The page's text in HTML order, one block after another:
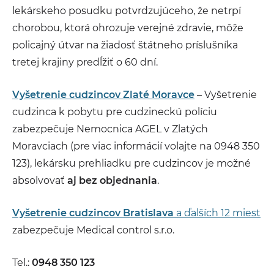
lekárskeho posudku potvrdzujúceho, že netrpí
chorobou, ktorá ohrozuje verejné zdravie, môže
policajný útvar na žiadosť štátneho príslušníka
tretej krajiny predĺžiť o 60 dní.
Vyšetrenie cudzincov Zlaté Moravce – Vyšetrenie
cudzinca k pobytu pre cudzineckú políciu
zabezpečuje Nemocnica AGEL v Zlatých
Moravciach (pre viac informácií volajte na 0948 350
123), lekársku prehliadku pre cudzincov je možné
absolvovať aj bez objednania.
Vyšetrenie cudzincov Bratislava a ďalších 12 miest
zabezpečuje Medical control s.r.o.
Tel.: 0948 350 123